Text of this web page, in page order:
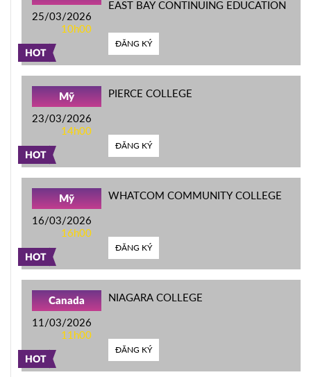
HOT
25/03/2026
10h00
EAST BAY CONTINUING EDUCATION
ĐĂNG KÝ
HOT
Mỹ
23/03/2026
14h00
PIERCE COLLEGE
ĐĂNG KÝ
HOT
Mỹ
16/03/2026
16h00
WHATCOM COMMUNITY COLLEGE
ĐĂNG KÝ
HOT
Canada
11/03/2026
11h00
NIAGARA COLLEGE
ĐĂNG KÝ